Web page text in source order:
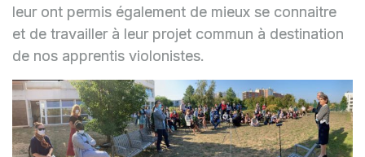
leur ont permis également de mieux se connaitre
et de travailler à leur projet commun à destination
de nos apprentis violonistes.